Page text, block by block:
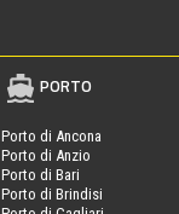
PORTO
Porto di Ancona
Porto di Anzio
Porto di Bari
Porto di Brindisi